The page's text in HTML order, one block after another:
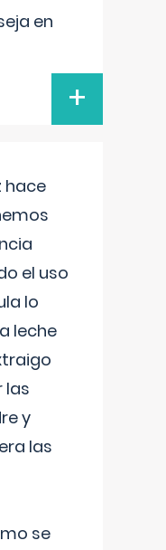
en
+
hace
el uso
lo
leche
las
y
las
se